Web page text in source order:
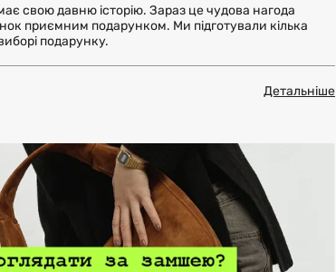
свою давню історію. Зараз це чудова нагода
приємним подарунком. Ми підготували кілька
подарунку.
Детальніше